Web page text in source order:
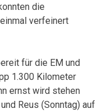
die
verfeinert
für die EM und
1.300 Kilometer
ernst wird stehen
Reus (Sonntag) auf